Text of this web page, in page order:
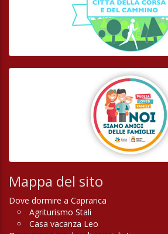
Mappa del sito
Dove dormire a Caprarica
Agriturismo Stali
Casa vacanza Leo